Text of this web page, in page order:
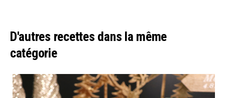
D'autres recettes dans la même
catégorie